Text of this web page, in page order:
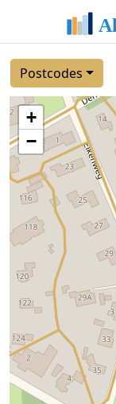
Postcodes
+
−